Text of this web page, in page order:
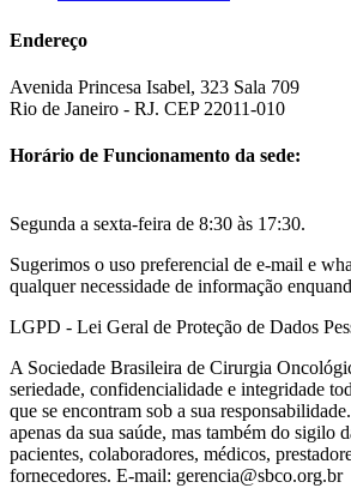
Endereço
Avenida Princesa Isabel, 323 Sala 709
Rio de Janeiro - RJ. CEP 22011-010
Horário de Funcionamento da sede:
Segunda a sexta-feira de 8:30 às 17:30.
Sugerimos o uso preferencial de e-mail e
qualquer necessidade de informação
LGPD - Lei Geral de Proteção de Dados
A Sociedade Brasileira de Cirurgia
seriedade, confidencialidade e integridade
que se encontram sob a sua
apenas da sua saúde, mas também do sigilo
pacientes, colaboradores, médicos,
fornecedores. E-mail: gerencia@sbco.org.br